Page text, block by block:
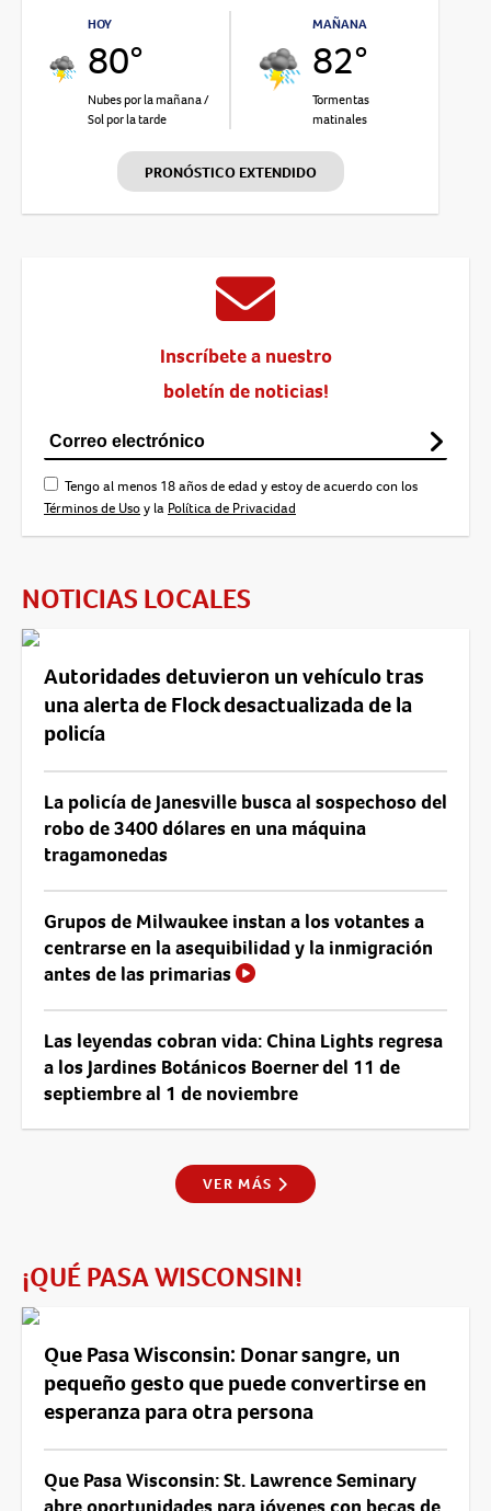
HOY
80°
Nubes por la mañana /
Sol por la tarde
MAÑANA
82°
Tormentas
matinales
PRONÓSTICO EXTENDIDO
Inscríbete a nuestro
boletín de noticias!
Tengo al menos 18 años de edad y estoy de acuerdo con los
Términos de Usoy la Política de Privacidad
NOTICIAS LOCALES
Autoridades detuvieron un vehículo tras
una alerta de Flock desactualizada de la
policía
La policía de Janesville busca al sospechoso del
robo de 3400 dólares en una máquina
tragamonedas
Grupos de Milwaukee instan a los votantes a
centrarse en la asequibilidad y la inmigración
antes de las primarias
Las leyendas cobran vida: China Lights regresa
a los Jardines Botánicos Boerner del 11 de
septiembre al 1 de noviembre
VER MÁS
¡QUÉ PASA WISCONSIN!
Que Pasa Wisconsin: Donar sangre, un
pequeño gesto que puede convertirse en
esperanza para otra persona
Que Pasa Wisconsin: St. Lawrence Seminary